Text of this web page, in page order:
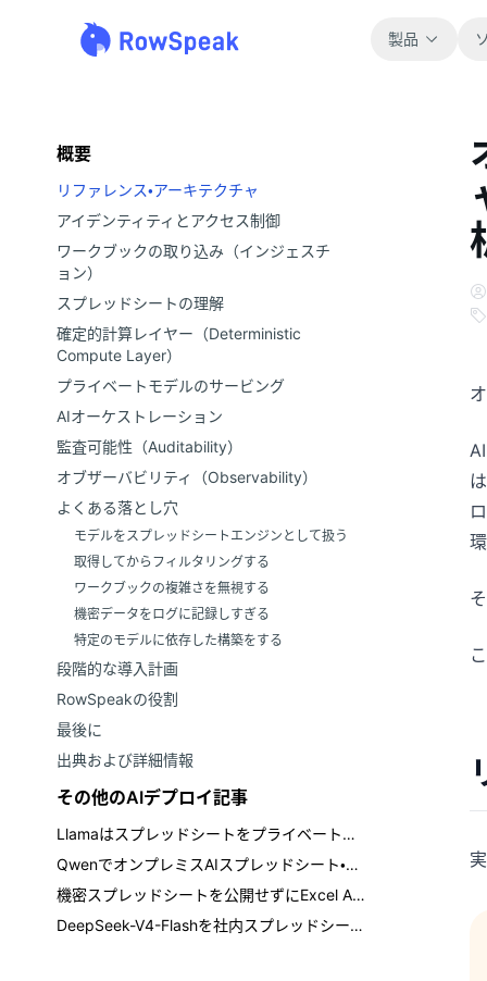
製品
概要
リファレンス・アーキテクチャ
アイデンティティとアクセス制御
ワークブックの取り込み（インジェスチ
ョン）
スプレッドシートの理解
確定的計算レイヤー（Deterministic
Compute Layer）
プライベートモデルのサービング
AIオーケストレーション
監査可能性（Auditability）
オブザーバビリティ（Observability）
よくある落とし穴
モデルをスプレッドシートエンジンとして扱う
取得してからフィルタリングする
ワークブックの複雑さを無視する
機密データをログに記録しすぎる
特定のモデルに依存した構築をする
段階的な導入計画
RowSpeakの役割
最後に
出典および詳細情報
その他のAIデプロイ記事
Llamaはスプレッドシートをプライベートに分析できるか？企業チーム向け実践ガイド
QwenでオンプレミスAIスプレッドシート・アナリストを構築する方法
機密スプレッドシートを公開せずにExcel AIエージェントを活用する方法
DeepSeek-V4-Flashを社内スプレッドシート分析用プライベートAIサーバーとして構築する方法